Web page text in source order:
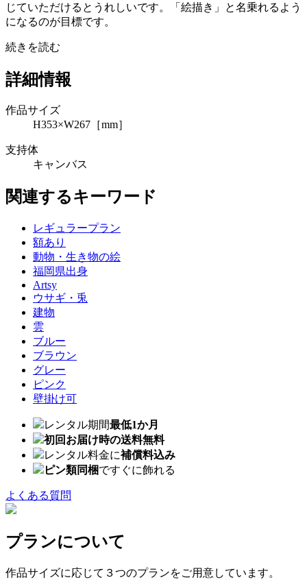
じていただけるとうれしいです。「絵描き」と名乗れるよう
になるのが目標です。
続きを読む
詳細情報
作品サイズ
H353×W267［mm］
支持体
キャンバス
関連するキーワード
レギュラープラン
額あり
動物・生き物の絵
福岡県出身
Artsy
ウサギ・兎
建物
雲
ブルー
ブラウン
グレー
ピンク
壁掛け可
レンタル期間最低1か月
初回お届け時の送料無料
レンタル料金に補償料込み
ピン類同梱ですぐに飾れる
よくある質問
プランについて
作品サイズに応じて３つのプランをご用意しています。